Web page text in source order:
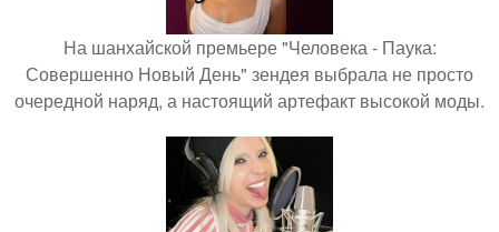
На шанхайской премьере "Человека - Паука:
Совершенно Новый День" зендея выбрала не просто
очередной наряд, а настоящий артефакт высокой моды.